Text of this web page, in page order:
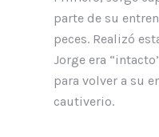
parte de su
peces. Realizó
Jorge era
para volver a su
cautiverio.